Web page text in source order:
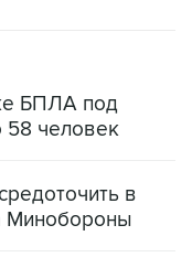
БПЛА под
58 человек
в
Минобороны